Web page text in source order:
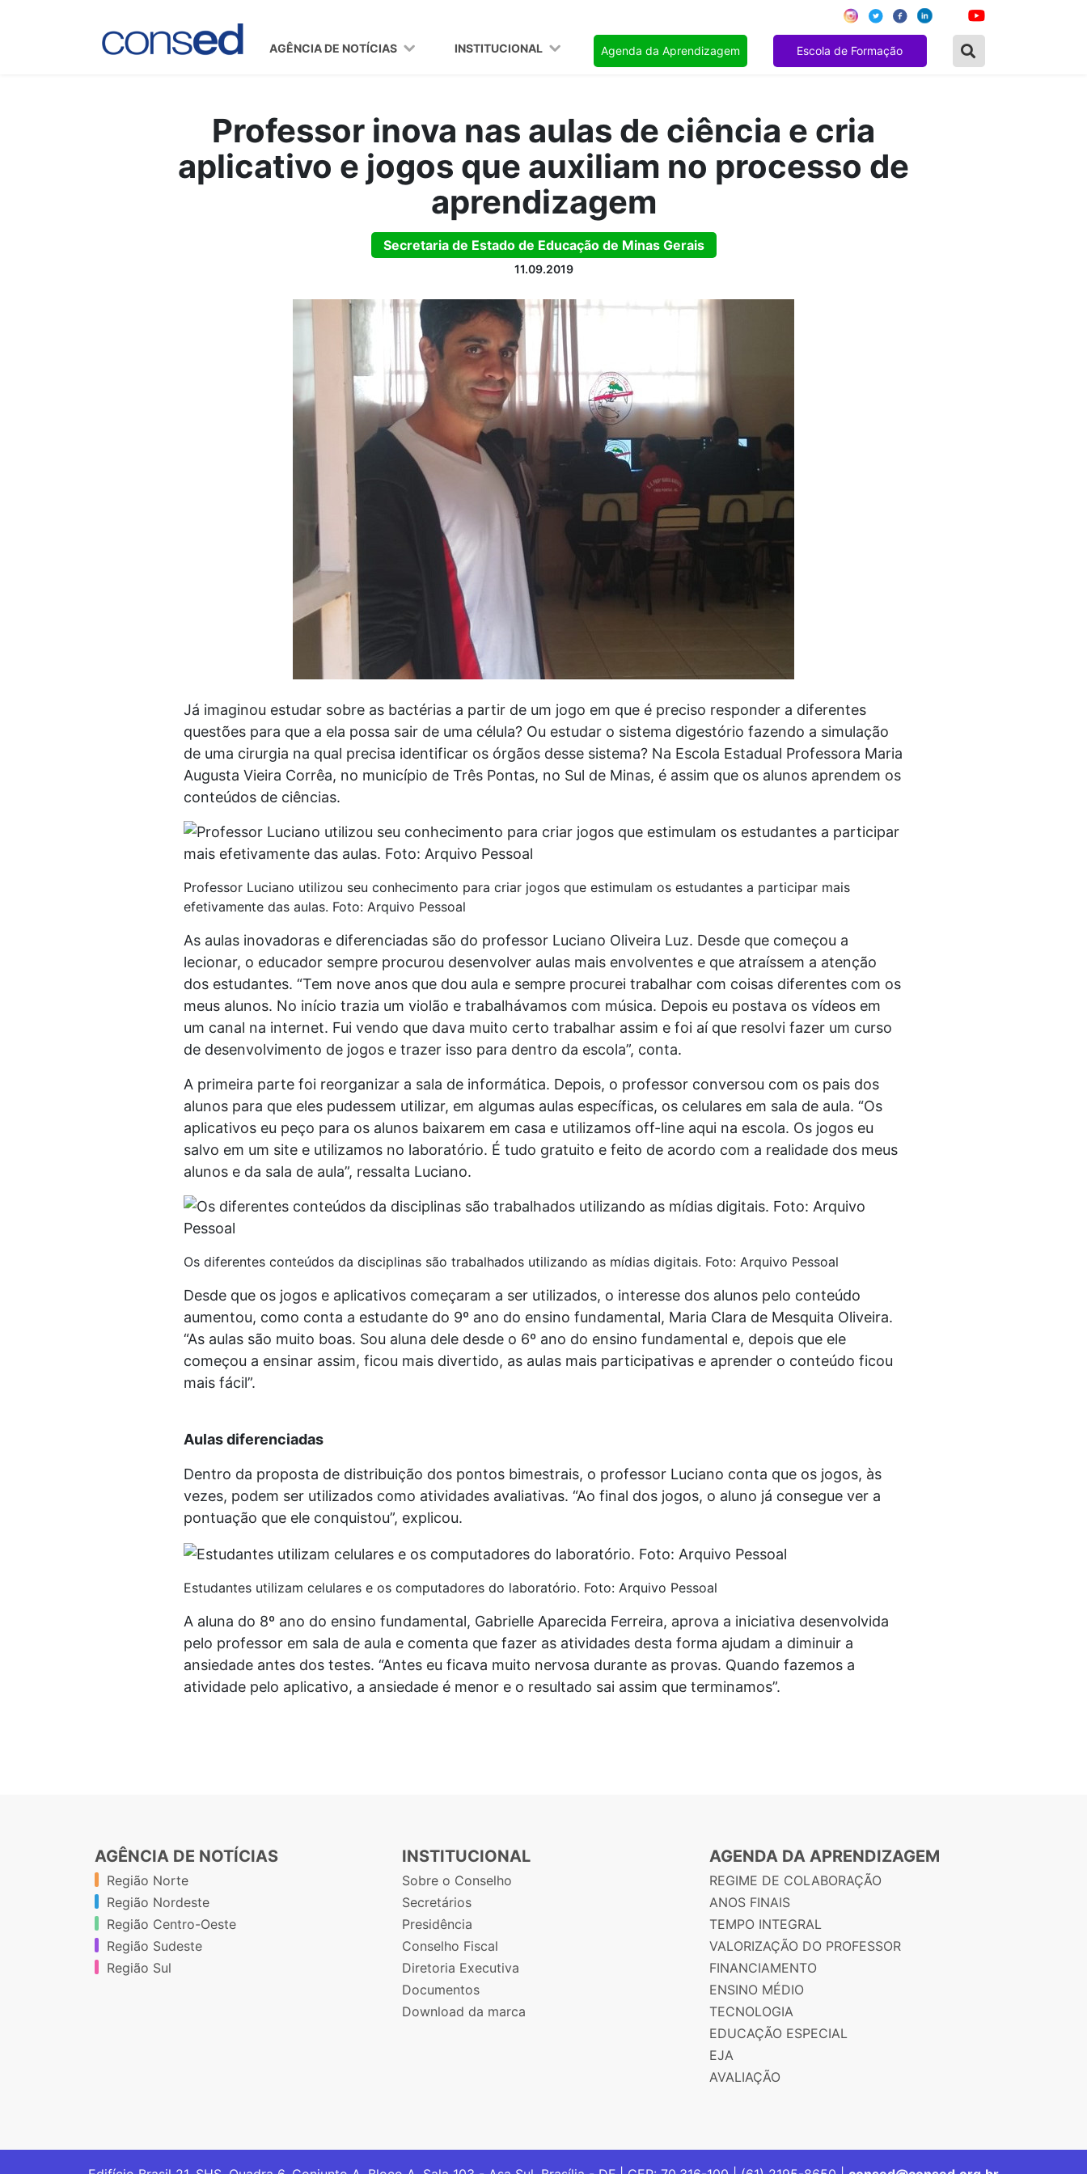
AGÊNCIA DE NOTÍCIAS INSTITUCIONAL Agenda da Aprendizagem Escola de Formação
Professor inova nas aulas de ciência e cria
aplicativo e jogos que auxiliam no processo de
aprendizagem
Secretaria de Estado de Educação de Minas Gerais
11.09.2019
Já imaginou estudar sobre as bactérias a partir de um jogo em que é preciso responder a diferentes
questões para que a ela possa sair de uma célula? Ou estudar o sistema digestório fazendo a simulação
de uma cirurgia na qual precisa identificar os órgãos desse sistema? Na Escola Estadual Professora Maria
Augusta Vieira Corrêa, no município de Três Pontas, no Sul de Minas, é assim que os alunos aprendem os
conteúdos de ciências.
Professor Luciano utilizou seu conhecimento para criar jogos que estimulam os estudantes a participar mais
efetivamente das aulas. Foto: Arquivo Pessoal
As aulas inovadoras e diferenciadas são do professor Luciano Oliveira Luz. Desde que começou a
lecionar, o educador sempre procurou desenvolver aulas mais envolventes e que atraíssem a atenção
dos estudantes. “Tem nove anos que dou aula e sempre procurei trabalhar com coisas diferentes com os
meus alunos. No início trazia um violão e trabalhávamos com música. Depois eu postava os vídeos em
um canal na internet. Fui vendo que dava muito certo trabalhar assim e foi aí que resolvi fazer um curso
de desenvolvimento de jogos e trazer isso para dentro da escola”, conta.
A primeira parte foi reorganizar a sala de informática. Depois, o professor conversou com os pais dos
alunos para que eles pudessem utilizar, em algumas aulas específicas, os celulares em sala de aula. “Os
aplicativos eu peço para os alunos baixarem em casa e utilizamos off-line aqui na escola. Os jogos eu
salvo em um site e utilizamos no laboratório. É tudo gratuito e feito de acordo com a realidade dos meus
alunos e da sala de aula”, ressalta Luciano.
Os diferentes conteúdos da disciplinas são trabalhados utilizando as mídias digitais. Foto: Arquivo Pessoal
Desde que os jogos e aplicativos começaram a ser utilizados, o interesse dos alunos pelo conteúdo
aumentou, como conta a estudante do 9º ano do ensino fundamental, Maria Clara de Mesquita Oliveira.
“As aulas são muito boas. Sou aluna dele desde o 6º ano do ensino fundamental e, depois que ele
começou a ensinar assim, ficou mais divertido, as aulas mais participativas e aprender o conteúdo ficou
mais fácil”.
Aulas diferenciadas
Dentro da proposta de distribuição dos pontos bimestrais, o professor Luciano conta que os jogos, às
vezes, podem ser utilizados como atividades avaliativas. “Ao final dos jogos, o aluno já consegue ver a
pontuação que ele conquistou”, explicou.
Estudantes utilizam celulares e os computadores do laboratório. Foto: Arquivo Pessoal
A aluna do 8º ano do ensino fundamental, Gabrielle Aparecida Ferreira, aprova a iniciativa desenvolvida
pelo professor em sala de aula e comenta que fazer as atividades desta forma ajudam a diminuir a
ansiedade antes dos testes. “Antes eu ficava muito nervosa durante as provas. Quando fazemos a
atividade pelo aplicativo, a ansiedade é menor e o resultado sai assim que terminamos”.
AGÊNCIA DE NOTÍCIAS
Região Norte
Região Nordeste
Região Centro-Oeste
Região Sudeste
Região Sul
INSTITUCIONAL
Sobre o Conselho
Secretários
Presidência
Conselho Fiscal
Diretoria Executiva
Documentos
Download da marca
AGENDA DA APRENDIZAGEM
REGIME DE COLABORAÇÃO
ANOS FINAIS
TEMPO INTEGRAL
VALORIZAÇÃO DO PROFESSOR
FINANCIAMENTO
ENSINO MÉDIO
TECNOLOGIA
EDUCAÇÃO ESPECIAL
EJA
AVALIAÇÃO